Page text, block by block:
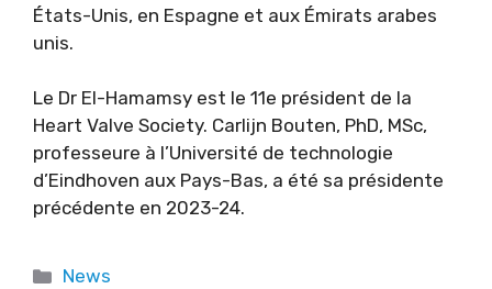
États-Unis, en Espagne et aux Émirats arabes
unis.
Le Dr El-Hamamsy est le 11e président de la
Heart Valve Society. Carlijn Bouten, PhD, MSc,
professeure à l’Université de technologie
d’Eindhoven aux Pays-Bas, a été sa présidente
précédente en 2023-24.
Categories
News